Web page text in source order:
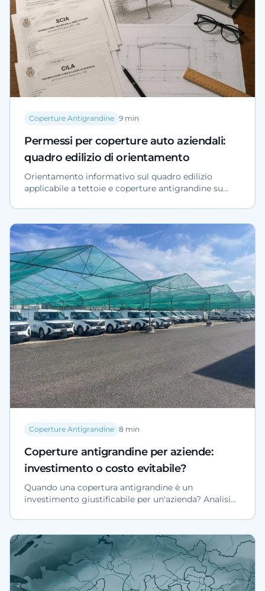
Coperture Antigrandine 9 min
Permessi per coperture auto aziendali:
quadro edilizio di orientamento
Orientamento informativo sul quadro edilizio
applicabile a tettoie e coperture antigrandine su
380/2001), profili di rischio e checklist di verifica
preliminare. Il titolo edilizio applicabile va
determinato caso per caso da un tecnico abilitato e
dal Comune competente.
Coperture Antigrandine 8 min
Coperture antigrandine per aziende:
investimento o costo evitabile?
Quando una copertura antigrandine è un
investimento giustificabile per un'azienda? Analisi
numerico su flotta di 30 veicoli e contesto
normativo Cat Nat.